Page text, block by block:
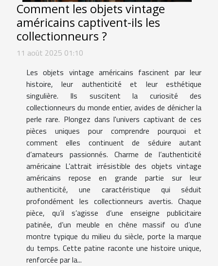
Comment les objets vintage
américains captivent-ils les
collectionneurs ?
11 août 2025 01:10
Les objets vintage américains fascinent par leur
histoire, leur authenticité et leur esthétique
singulière. Ils suscitent la curiosité des
collectionneurs du monde entier, avides de dénicher la
perle rare. Plongez dans l'univers captivant de ces
pièces uniques pour comprendre pourquoi et
comment elles continuent de séduire autant
d’amateurs passionnés. Charme de l’authenticité
américaine L’attrait irrésistible des objets vintage
américains repose en grande partie sur leur
authenticité, une caractéristique qui séduit
profondément les collectionneurs avertis. Chaque
pièce, qu’il s’agisse d’une enseigne publicitaire
patinée, d’un meuble en chêne massif ou d’une
montre typique du milieu du siècle, porte la marque
du temps. Cette patine raconte une histoire unique,
renforcée par la...